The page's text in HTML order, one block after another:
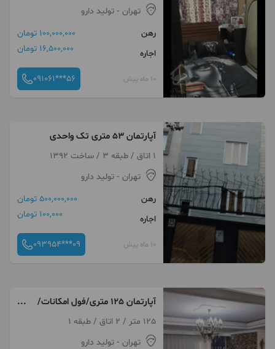
تهران - تولید دارو
رهن
100,000,000 تومان
اجاره
16,500,000 تومان
10 ماه پیش 091061***56
آپارتمان ۵۳ متری تک واحدی
1 اتاق / طبقه 3 / ساخت 1392
تهران - تولید دارو
رهن
500,000,000 تومان
اجاره
100,000 تومان
10 ماه پیش 093954***09
آپارتمان 125 متری/فول امکانات/
میدان معلم
125 متر / 2 اتاق / طبقه 1
تهران - تولید دارو